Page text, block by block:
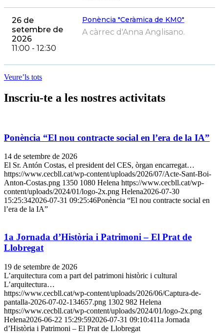
Ponència "Ceràmica de KM0"
26 de
setembre de
2026
11:00 - 12:30
A càrrec d'Anna Anglisano.
Veure’ls tots
Inscriu-te a les nostres activitats
Ponència “El nou contracte social en l’era de la IA”
14 de setembre de 2026
El Sr. Antón Costas, el president del CES, òrgan encarregat…
https://www.cecbll.cat/wp-content/uploads/2026/07/Acte-Sant-Boi-
Anton-Costas.png 1350 1080 Helena https://www.cecbll.cat/wp-
content/uploads/2024/01/logo-2x.png Helena2026-07-30
15:25:342026-07-31 09:25:46Ponència “El nou contracte social en
l’era de la IA”
1a Jornada d’Història i Patrimoni – El Prat de
Llobregat
19 de setembre de 2026
L’arquitectura com a part del patrimoni històric i cultural
L’arquitectura…
https://www.cecbll.cat/wp-content/uploads/2026/06/Captura-de-
pantalla-2026-07-02-134657.png 1302 982 Helena
https://www.cecbll.cat/wp-content/uploads/2024/01/logo-2x.png
Helena2026-06-22 15:29:592026-07-31 09:10:411a Jornada
d’Història i Patrimoni – El Prat de Llobregat